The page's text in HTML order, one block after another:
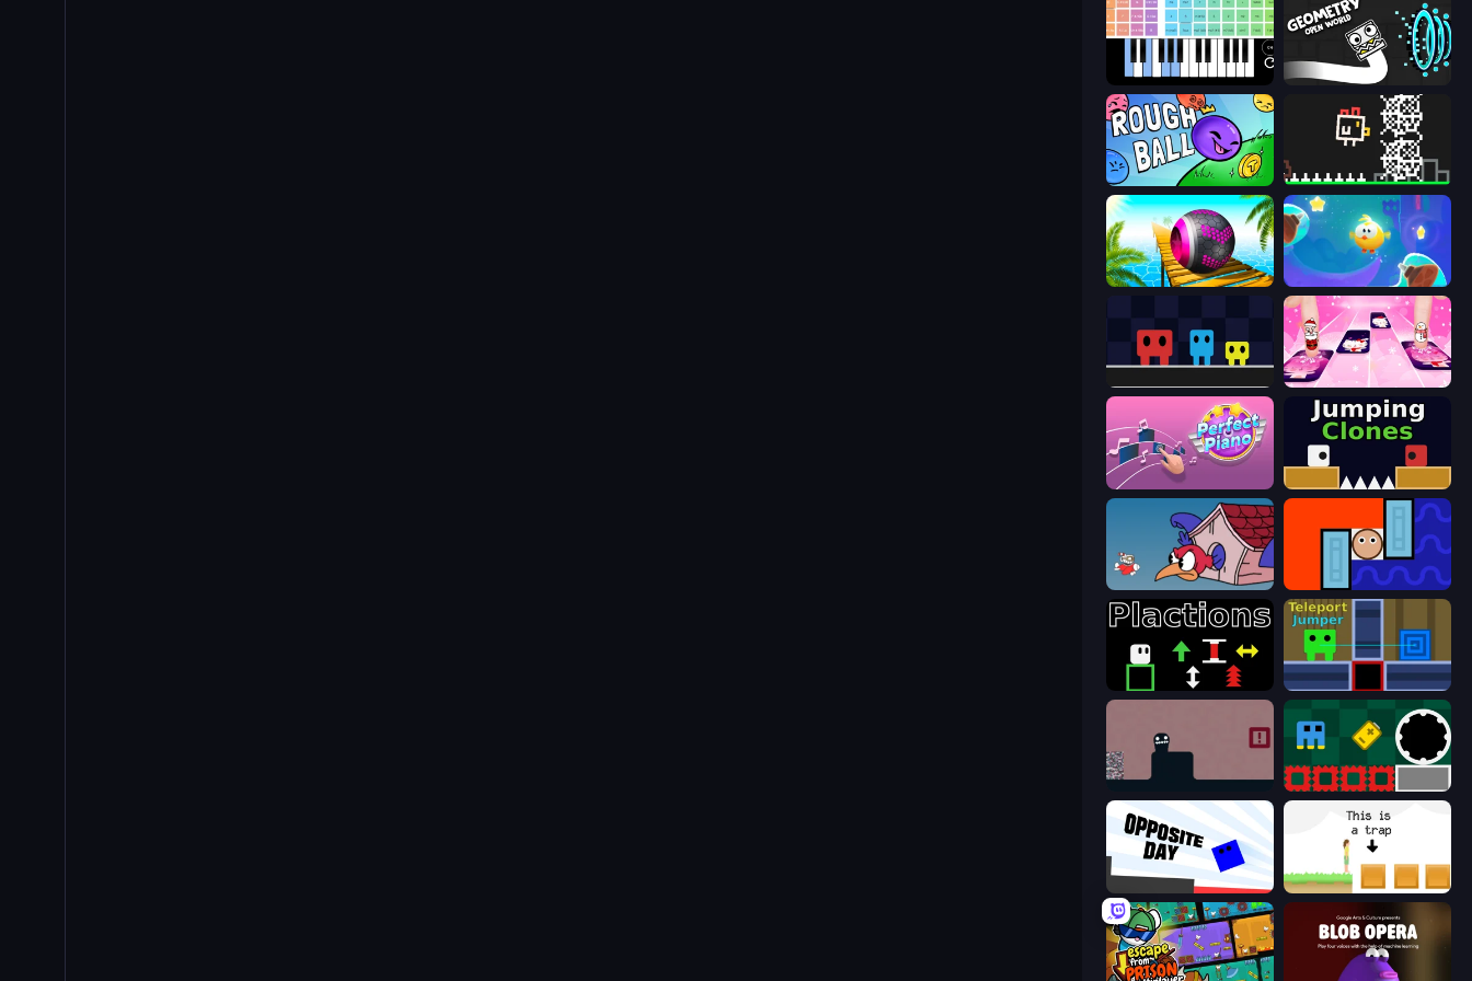
Virtual Online Piano Geometry: Open World
Rough Ball Chicken and Bee
Rolling Balls Sea Race Cut the Rope: Magic
Perfect Piano Jumping Clones
Cuphead Lava and Aqua
Plactions Teleport Jumper
Jump and Hover
Opposite Day The Unfair Platformer